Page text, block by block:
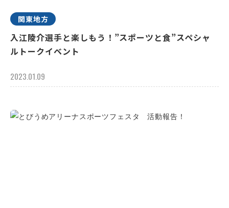
関東地方
入江陵介選手と楽しもう！”スポーツと食”スペシャ
ルトークイベント
2023.01.09